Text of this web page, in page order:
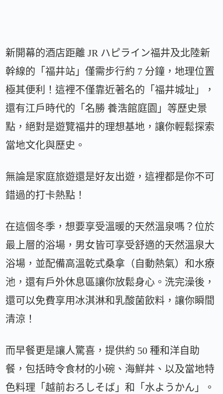
新開幕的酒店距離 JR ハピライン福井及北陸新
幹線的「福井站」僅需步行約 7 分鐘，地理位置
極其便利！這裡不僅靠近著名的「福井城址」，
還有江戶時代的「名勝 養浩館庭園」等歷史景
點，絕對是遊覽福井的理想基地，讓你輕鬆探索
當地文化與歷史。
無論是家庭旅遊還是好友出遊，這裡都是你不可
錯過的打卡熱點！
在這個冬季，想要享受溫暖的天然溫泉嗎？位於
最上層的浴場，男女皆可享受舒適的天然溫泉大
浴場，並配備高溫乾式桑拿（自動熱氣）和水療
池，還有戶外休息區讓你放鬆身心。洗完澡後，
還可以免費享用冰淇淋和乳酸菌飲料，讓你瞬間
清涼！
而早餐更是讓人驚喜，提供約 50 種和洋自助
餐，包括時令食材的小碗、海鮮丼、以及當地特
色料理「越前おろしそば」和「水ようかん」。